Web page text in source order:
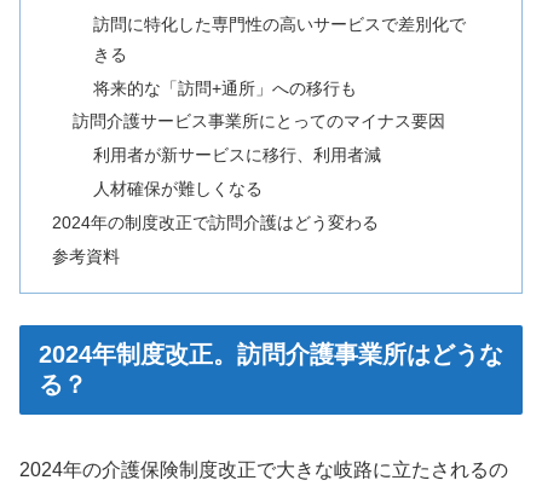
訪問に特化した専門性の高いサービスで差別化で
きる
将来的な「訪問+通所」への移行も
訪問介護サービス事業所にとってのマイナス要因
利用者が新サービスに移行、利用者減
人材確保が難しくなる
2024年の制度改正で訪問介護はどう変わる
参考資料
2024年制度改正。訪問介護事業所はどうな
る？
2024年の介護保険制度改正で大きな岐路に立たされるの